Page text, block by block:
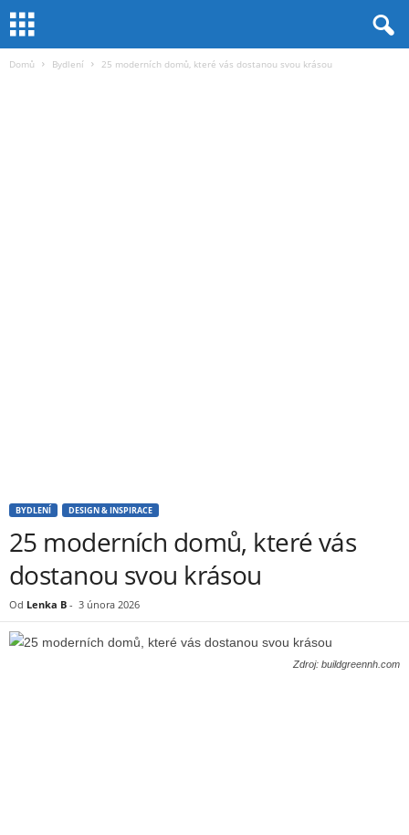
Domů Bydlení 25 moderních domů, které vás dostanou svou krásou
BYDLENÍ DESIGN & INSPIRACE
25 moderních domů, které vás
dostanou svou krásou
Od Lenka B - 3 února 2026
Zdroj: buildgreennh.com